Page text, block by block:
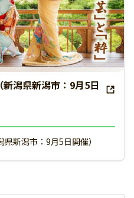
潟県新潟市：9月5日
新潟市：9月5日開催）